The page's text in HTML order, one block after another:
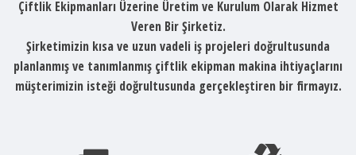
Çiftlik Ekipmanları Üzerine Üretim ve Kurulum Olarak Hizmet
Veren Bir Şirketiz.
Şirketimizin kısa ve uzun vadeli iş projeleri doğrultusunda
planlanmış ve tanımlanmış çiftlik ekipman makina ihtiyaçlarını
müşterimizin isteği doğrultusunda gerçekleştiren bir firmayız.